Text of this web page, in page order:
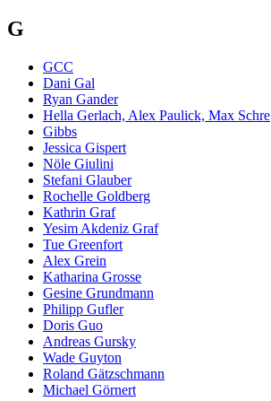
G
GCC
Dani Gal
Ryan Gander
Hella Gerlach, Alex Paulick, Max Schre
Gibbs
Jessica Gispert
Nöle Giulini
Stefani Glauber
Rochelle Goldberg
Kathrin Graf
Yesim Akdeniz Graf
Tue Greenfort
Alex Grein
Katharina Grosse
Gesine Grundmann
Philipp Gufler
Doris Guo
Andreas Gursky
Wade Guyton
Roland Gätzschmann
Michael Görnert